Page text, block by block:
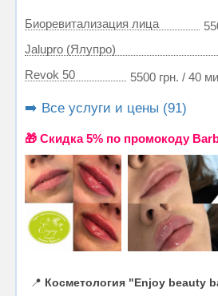
Биоревитализация лица
Jalupro (Ялупро)
Revok 50
5500 грн. / 40
➡️ Все услуги и цены (91)
🎁 Cкидка 5% по промокоду
📍 Косметология "Enjoy beauty